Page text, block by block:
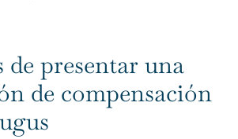
de presentar una
de compensación